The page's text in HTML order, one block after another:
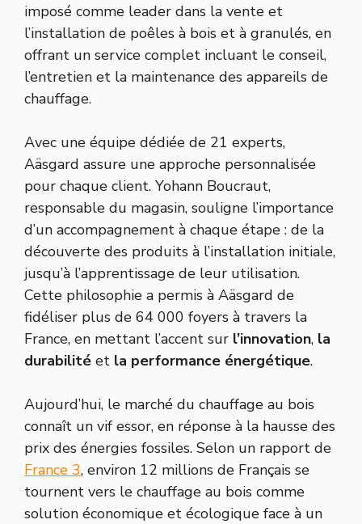
imposé comme leader dans la vente et
l’installation de poêles à bois et à granulés, en
offrant un service complet incluant le conseil,
l’entretien et la maintenance des appareils de
chauffage.
Avec une équipe dédiée de 21 experts,
Aäsgard assure une approche personnalisée
pour chaque client. Yohann Boucraut,
responsable du magasin, souligne l’importance
d’un accompagnement à chaque étape : de la
découverte des produits à l’installation initiale,
jusqu’à l’apprentissage de leur utilisation.
Cette philosophie a permis à Aäsgard de
fidéliser plus de 64 000 foyers à travers la
France, en mettant l’accent sur l’innovation, la
durabilité et la performance énergétique.
Aujourd’hui, le marché du chauffage au bois
connaît un vif essor, en réponse à la hausse des
prix des énergies fossiles. Selon un rapport de
France 3, environ 12 millions de Français se
tournent vers le chauffage au bois comme
solution économique et écologique face à un